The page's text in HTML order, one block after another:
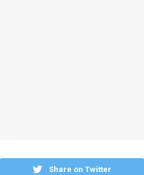
Share on Twitter